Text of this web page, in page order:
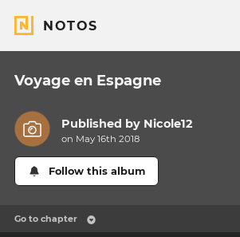
NOTOS
Voyage en Espagne
Published by Nicole12
on May 16th 2018
Follow this album
Go to chapter